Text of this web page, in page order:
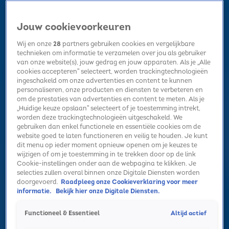
Home Radio luisteren Hitlijsten Acties Kerst Nieuws
Volg Sky Radio
Zoeken
HomeRadio luisterenActies Alle zendersSummer Top 101
Zo ontstond de nieuwe single van
Kensington: “Het begon in de garage van
13 mrt 2026, 15:05
Jouw cookievoorkeuren
Wij en onze28partners gebruiken cookies en vergelijkbare
technieken om informatie te verzamelen over jou als gebruiker
van onze website(s), jouw gedrag en jouw apparaten. Als je „Alle
cookies accepteren” selecteert, worden trackingtechnologieën
ingeschakeld om onze advertenties en content te kunnen
personaliseren, onze producten en diensten te verbeteren en
om de prestaties van advertenties en content te meten. Als je
„Huidige keuze opslaan” selecteert of je toestemming intrekt,
worden deze trackingtechnologieën uitgeschakeld. We
gebruiken dan enkel functionele en essentiële cookies om de
website goed te laten functioneren en veilig te houden. Je kunt
dit menu op ieder moment opnieuw openen om je keuzes te
wijzigen of om je toestemming in te trekken door op de link
Cookie-instellingen onder aan de webpagina te klikken. Je
selecties zullen overal binnen onze Digitale Diensten worden
doorgevoerd. Raadpleeg onze Cookieverklaring voor meer
informatie.
Bekijk hier onze Digitale Diensten.
Functioneel & Essentieel Altijd actief